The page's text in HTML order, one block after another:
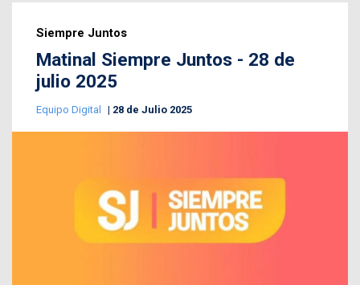
Siempre Juntos
Matinal Siempre Juntos - 28 de
julio 2025
Equipo Digital 28 de Julio 2025